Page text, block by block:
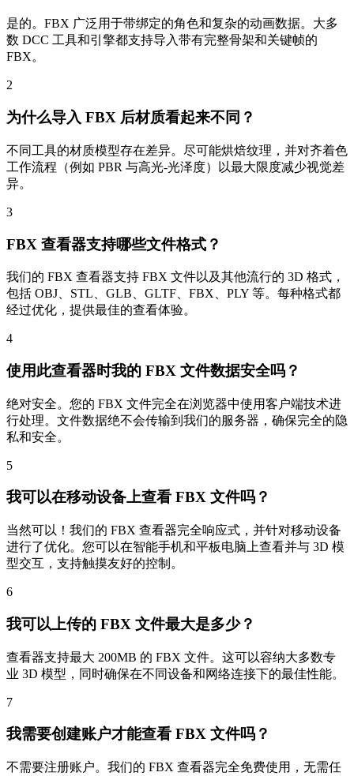
是的。FBX 广泛用于带绑定的角色和复杂的动画数据。大多
数 DCC 工具和引擎都支持导入带有完整骨架和关键帧的
FBX。
2
为什么导入 FBX 后材质看起来不同？
不同工具的材质模型存在差异。尽可能烘焙纹理，并对齐着色
工作流程（例如 PBR 与高光-光泽度）以最大限度减少视觉差
异。
3
FBX 查看器支持哪些文件格式？
我们的 FBX 查看器支持 FBX 文件以及其他流行的 3D 格式，
包括 OBJ、STL、GLB、GLTF、FBX、PLY 等。每种格式都
经过优化，提供最佳的查看体验。
4
使用此查看器时我的 FBX 文件数据安全吗？
绝对安全。您的 FBX 文件完全在浏览器中使用客户端技术进
行处理。文件数据绝不会传输到我们的服务器，确保完全的隐
私和安全。
5
我可以在移动设备上查看 FBX 文件吗？
当然可以！我们的 FBX 查看器完全响应式，并针对移动设备
进行了优化。您可以在智能手机和平板电脑上查看并与 3D 模
型交互，支持触摸友好的控制。
6
我可以上传的 FBX 文件最大是多少？
查看器支持最大 200MB 的 FBX 文件。这可以容纳大多数专
业 3D 模型，同时确保在不同设备和网络连接下的最佳性能。
7
我需要创建账户才能查看 FBX 文件吗？
不需要注册账户。我们的 FBX 查看器完全免费使用，无需任